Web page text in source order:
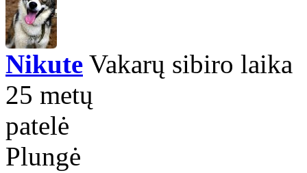
Nikute Vakarų sibiro laika
25 metų
patelė
Plungė